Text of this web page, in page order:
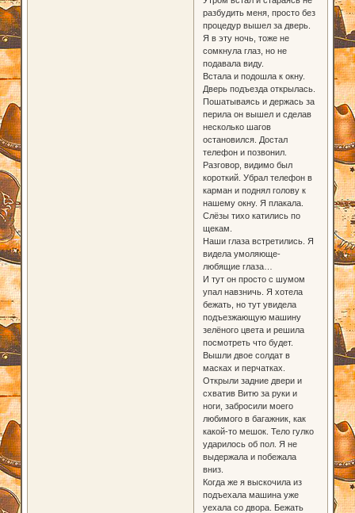
разбудить меня, просто без
процедур вышел за дверь.
Я в эту ночь, тоже не
сомкнула глаз, но не
подавала виду.
Встала и подошла к окну.
Дверь подъезда открылась.
Пошатываясь и держась за
перила он вышел и сделав
несколько шагов
остановился. Достал
телефон и позвонил.
Разговор, видимо был
короткий. Убрал телефон в
карман и поднял голову к
нашему окну. Я плакала.
Слёзы тихо катились по
щекам.
Наши глаза встретились. Я
видела умоляюще-
любящие глаза…
И тут он просто с шумом
упал навзничь. Я хотела
бежать, но тут увидела
подъезжающую машину
зелёного цвета и решила
посмотреть что будет.
Вышли двое солдат в
масках и перчатках.
Открыли задние двери и
схватив Витю за руки и
ноги, забросили моего
любимого в багажник, как
какой-то мешок. Тело гулко
ударилось об пол. Я не
выдержала и побежала
вниз.
Когда же я выскочила из
подъехала машина уже
уехала со двора. Бежать